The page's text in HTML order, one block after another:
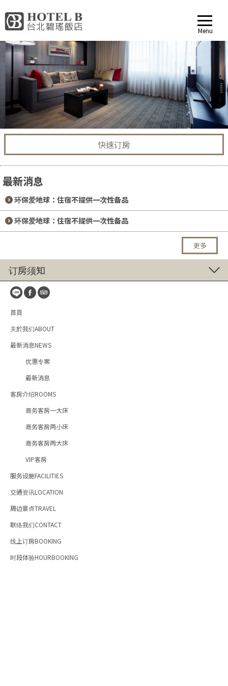
Menu
快速订房
最新消息
环保爱地球：住宿不提供一次性备品
环保爱地球：住宿不提供一次性备品
更多
订房须知
首頁
关於我们ABOUT
最新消息NEWS
优惠专案
最新消息
客房介绍ROOMS
商务客房一大床
商务客房两小床
商务客房两大床
VIP客房
服务设施FACILITIES
交通资讯LOCATION
周边景点TRAVEL
联络我们CONTACT
线上订房BOOKING
时段体验HOURBOOKING